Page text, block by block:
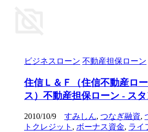
ビジネスローン 不動産担保ローン
住信Ｌ＆Ｆ（住信不動産ロ
ス）不動産担保ローン - ス
2010/10/9 すみしん, つなぎ融資,
トクレジット , ボーナス資金, ライ